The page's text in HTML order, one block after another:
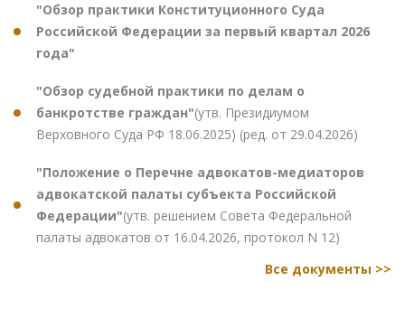
"Обзор практики Конституционного Суда
Российской Федерации за первый квартал 2026
года"
"Обзор судебной практики по делам о
банкротстве граждан"(утв. Президиумом
Верховного Суда РФ 18.06.2025) (ред. от 29.04.2026)
"Положение о Перечне адвокатов-медиаторов
адвокатской палаты субъекта Российской
Федерации"(утв. решением Совета Федеральной
палаты адвокатов от 16.04.2026, протокол N 12)
Все документы >>